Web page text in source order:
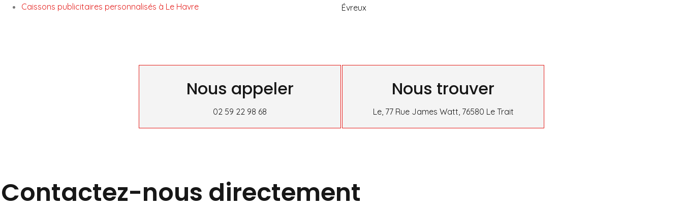
Caissons publicitaires personnalisés à Le Havre
Évreux
Nous appeler
02 59 22 98 68
Nous trouver
Le, 77 Rue James Watt, 76580 Le Trait
Contactez-nous directement